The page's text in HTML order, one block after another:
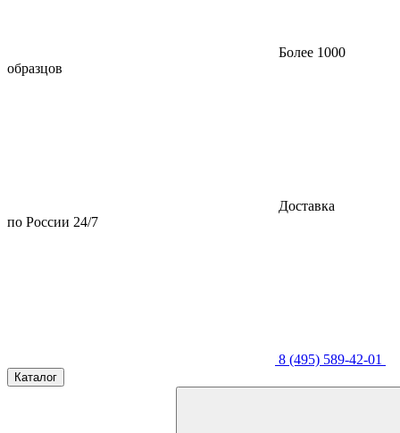
Более 1000
образцов
Доставка
по России 24/7
8 (495) 589-42-01
Каталог